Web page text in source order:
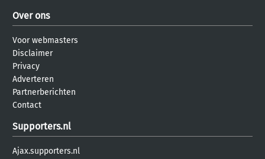
Over ons
Voor webmasters
Disclaimer
Privacy
Adverteren
Partnerberichten
Contact
Supporters.nl
Ajax.supporters.nl